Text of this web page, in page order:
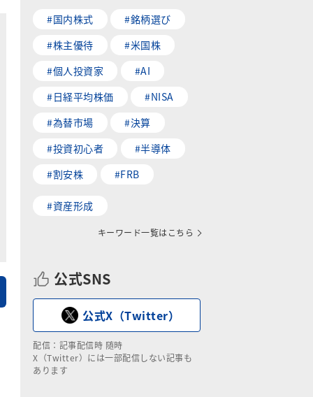
#国内株式
#銘柄選び
#株主優待
#米国株
#個人投資家
#AI
#日経平均株価
#NISA
#為替市場
#決算
#投資初心者
#半導体
#割安株
#FRB
#資産形成
キーワード一覧はこちら
公式SNS
公式X（Twitter）
配信：記事配信時 随時
X（Twitter）には一部配信しない記事も
あります